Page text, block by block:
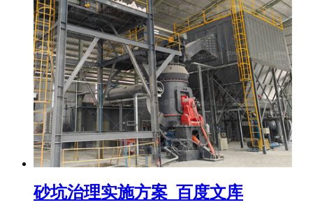
砂坑治理实施方案_百度文库